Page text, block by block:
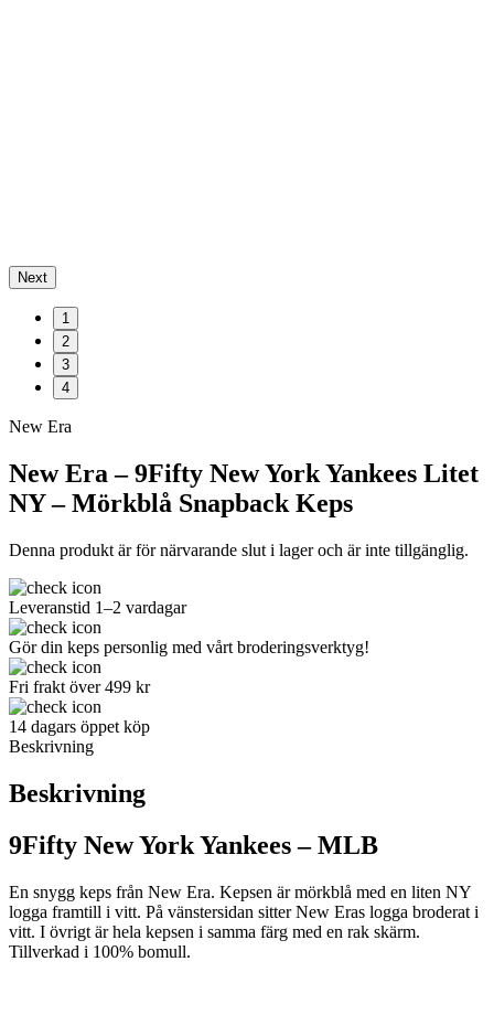
Next
1
2
3
4
New Era
New Era – 9Fifty New York Yankees Litet
NY – Mörkblå Snapback Keps
Denna produkt är för närvarande slut i lager och är inte tillgänglig.
Leveranstid 1–2 vardagar
Gör din keps personlig med vårt broderingsverktyg!
Fri frakt över 499 kr
14 dagars öppet köp
Beskrivning
Beskrivning
9Fifty New York Yankees – MLB
En snygg keps från New Era. Kepsen är mörkblå med en liten NY
logga framtill i vitt. På vänstersidan sitter New Eras logga broderat i
vitt. I övrigt är hela kepsen i samma färg med en rak skärm.
Tillverkad i 100% bomull.